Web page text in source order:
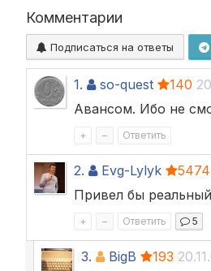
Комментарии
Подписаться на ответы
1. so-quest 140
Авансом. Ибо не
+ – Ответить
2. Evg-Lylyk 5474
Привел бы
+ – Ответить 5
3. BigB 193